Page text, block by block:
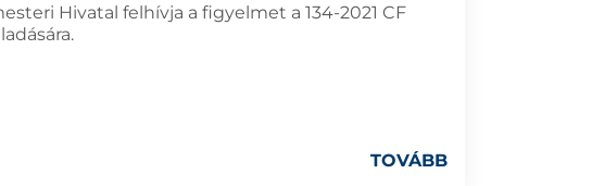
Hivatal felhívja a figyelmet a 134-2021 CF
TOVÁBB